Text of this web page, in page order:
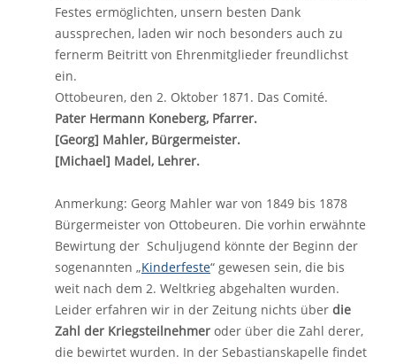
Festes ermöglichten, unsern besten Dank
aussprechen, laden wir noch besonders auch zu
fernerm Beitritt von Ehrenmitglieder freundlichst
ein.
Ottobeuren, den 2. Oktober 1871. Das Comité.
Pater Hermann Koneberg, Pfarrer.
[Georg] Mahler, Bürgermeister.
[Michael] Madel, Lehrer.
Anmerkung: Georg Mahler war von 1849 bis 1878
Bürgermeister von Ottobeuren. Die vorhin erwähnte
Bewirtung der Schuljugend könnte der Beginn der
sogenannten „Kinderfeste“ gewesen sein, die bis
weit nach dem 2. Weltkrieg abgehalten wurden.
Leider erfahren wir in der Zeitung nichts über die
Zahl der Kriegsteilnehmer oder über die Zahl derer,
die bewirtet wurden. In der Sebastianskapelle findet